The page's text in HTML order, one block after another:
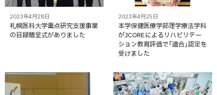
2023年4月28日
札幌医科大学重点研究支援事業
の目録贈呈式がありました
2023年4月25日
本学保健医療学部理学療法学科
がJCOREによるリハビリテー
ション教育評価で「適合」認定を
受けました